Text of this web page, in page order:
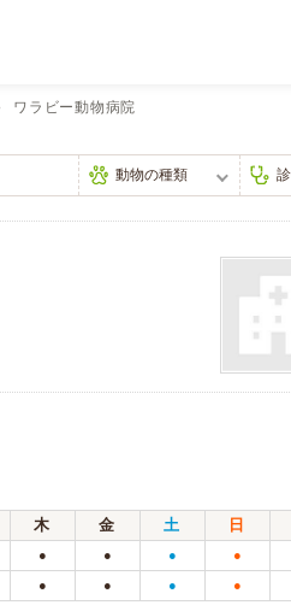
ワラビー動物病院
木 金 土 日
● ● ● ●
● ● ● ●